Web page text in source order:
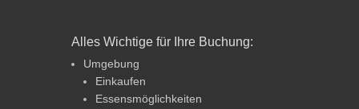
Alles Wichtige für Ihre Buchung:
Umgebung
Einkaufen
Essensmöglichkeiten